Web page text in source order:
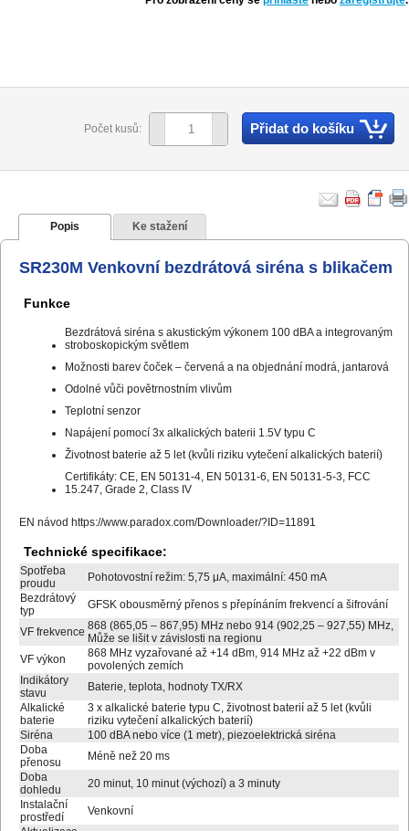
Počet kusů: Přidat do košíku
Popis Ke stažení
SR230M Venkovní bezdrátová siréna s blikačem
Funkce
Bezdrátová siréna s akustickým výkonem 100 dBA a integrovaným
stroboskopickým světlem
Možnosti barev čoček – červená a na objednání modrá, jantarová
Odolné vůči povětrnostním vlivům
Teplotní senzor
Napájení pomocí 3x alkalických baterii 1.5V typu C
Životnost baterie až 5 let (kvůli riziku vytečení alkalických baterií)
Certifikáty: CE, EN 50131-4, EN 50131-6, EN 50131-5-3, FCC
15.247, Grade 2, Class IV
EN návod https://www.paradox.com/Downloader/?ID=11891
Technické specifikace:
Spotřeba
proudu
Pohotovostní režim: 5,75 μA, maximální: 450 mA
Bezdrátový
typ
GFSK obousměrný přenos s přepínáním frekvencí a šifrování
VF frekvence 868 (865,05 – 867,95) MHz nebo 914 (902,25 – 927,55) MHz,
Může se lišit v závislosti na regionu
VF výkon
868 MHz vyzařované až +14 dBm, 914 MHz až +22 dBm v
povolených zemích
Indikátory
stavu
Baterie, teplota, hodnoty TX/RX
Alkalické
baterie
3 x alkalické baterie typu C, životnost baterií až 5 let (kvůli
riziku vytečení alkalických baterií)
Siréna
100 dBA nebo více (1 metr), piezoelektrická siréna
Doba
přenosu
Méně než 20 ms
Doba
dohledu
20 minut, 10 minut (výchozí) a 3 minuty
Instalační
prostředí
Venkovní